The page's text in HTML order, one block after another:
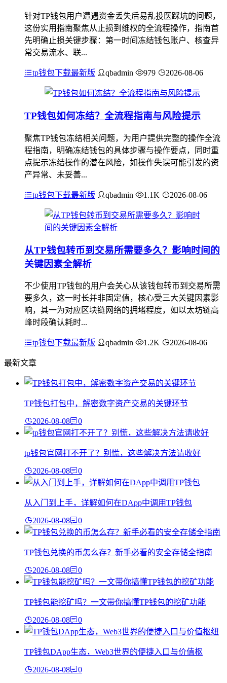
针对TP钱包用户遭遇资金丢失后易乱投医踩坑的问题，
这份实用指南聚焦从止损到维权的全流程操作，指南首
先明确止损关键步骤：第一时间冻结钱包账户、核查异
常交易流水、联...
tp钱包下载最新版 qbadmin 979 2026-08-06
TP钱包如何冻结？全流程指南与风险提示
聚焦TP钱包冻结相关问题，为用户提供完整的操作全流
程指南，明确冻结钱包的具体步骤与操作要点，同时重
点提示冻结操作的潜在风险，如操作失误可能引发的资
产异常、未妥善...
tp钱包下载最新版 qbadmin 1.1K 2026-08-06
从TP钱包转币到交易所需要多久？影响时间的
关键因素全解析
不少使用TP钱包的用户会关心从该钱包转币到交易所需
要多久，这一时长并非固定值，核心受三大关键因素影
响，其一为对应区块链网络的拥堵程度，如以太坊链高
峰时段确认耗时...
tp钱包下载最新版 qbadmin 1.2K 2026-08-06
最新文章
TP钱包打包中，解密数字资产交易的关键环节
2026-08-08 0
tp钱包官网打不开了？别慌，这些解决方法请收好
2026-08-08 0
从入门到上手，详解如何在DApp中调用TP钱包
2026-08-08 0
TP钱包兑换的币怎么存？新手必看的安全存储全指南
2026-08-08 0
TP钱包能挖矿吗？一文带你搞懂TP钱包的挖矿功能
2026-08-08 0
TP钱包DApp生态，Web3世界的便捷入口与价值枢
2026-08-08 0